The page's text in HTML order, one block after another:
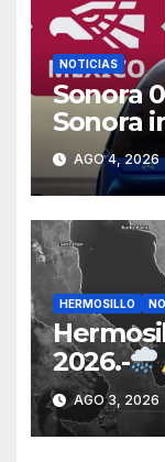
NOTICIAS
Sonora
Sonora
ITH
AGO 4, 2026
HERMOSILLO
2026.-
para
norte
mayor
AGO 3, 2026